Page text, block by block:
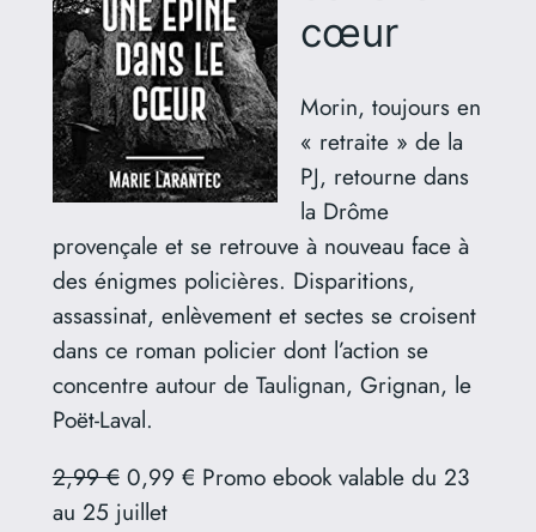
cœur
Morin, toujours en
« retraite » de la
PJ, retourne dans
la Drôme
provençale et se retrouve à nouveau face à
des énigmes policières. Disparitions,
assassinat, enlèvement et sectes se croisent
dans ce roman policier dont l’action se
concentre autour de Taulignan, Grignan, le
Poët-Laval.
2,99 €0,99 € Promo ebook valable du 23
au 25 juillet